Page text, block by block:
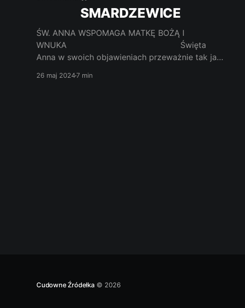
SMARDZEWICE
ŚW. ANNA WSPOMAGA MATKĘ BOŻĄ I
WNUKA Święta
Anna w swoich objawieniach przeważnie tak jak
Objawia się jako troskliwa opiekunka i
26 maj 20247 min
Cudowne Źródełka© 2026